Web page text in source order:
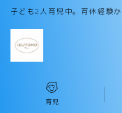
子ども2人育児中。育休経験
育児